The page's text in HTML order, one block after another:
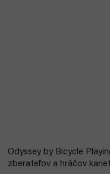
Odyssey by Bicycle
zberateľov a hráčov